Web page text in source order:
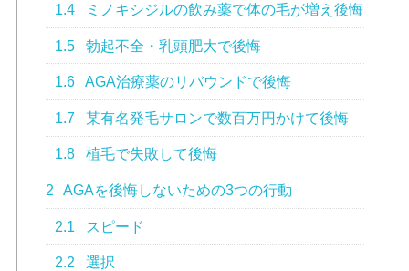
1.4 ミノキシジルの飲み薬で体の毛が増え後悔
1.5 勃起不全・乳頭肥大で後悔
1.6 AGA治療薬のリバウンドで後悔
1.7 某有名発毛サロンで数百万円かけて後悔
1.8 植毛で失敗して後悔
2 AGAを後悔しないための3つの行動
2.1 スピード
2.2 選択